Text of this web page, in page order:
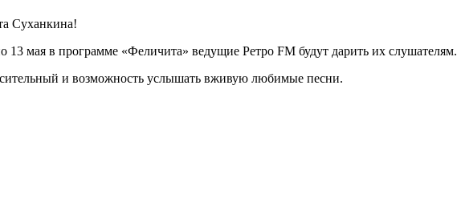
Суханкина!
13 мая в программе «Феличита» ведущие Ретро FM будут дарить их слушателям.
и возможность услышать вживую любимые песни.